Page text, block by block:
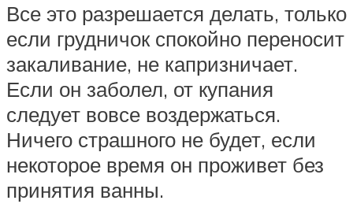
Все это разрешается делать, только
если грудничок спокойно переносит
закаливание, не капризничает.
Если он заболел, от купания
следует вовсе воздержаться.
Ничего страшного не будет, если
некоторое время он проживет без
принятия ванны.